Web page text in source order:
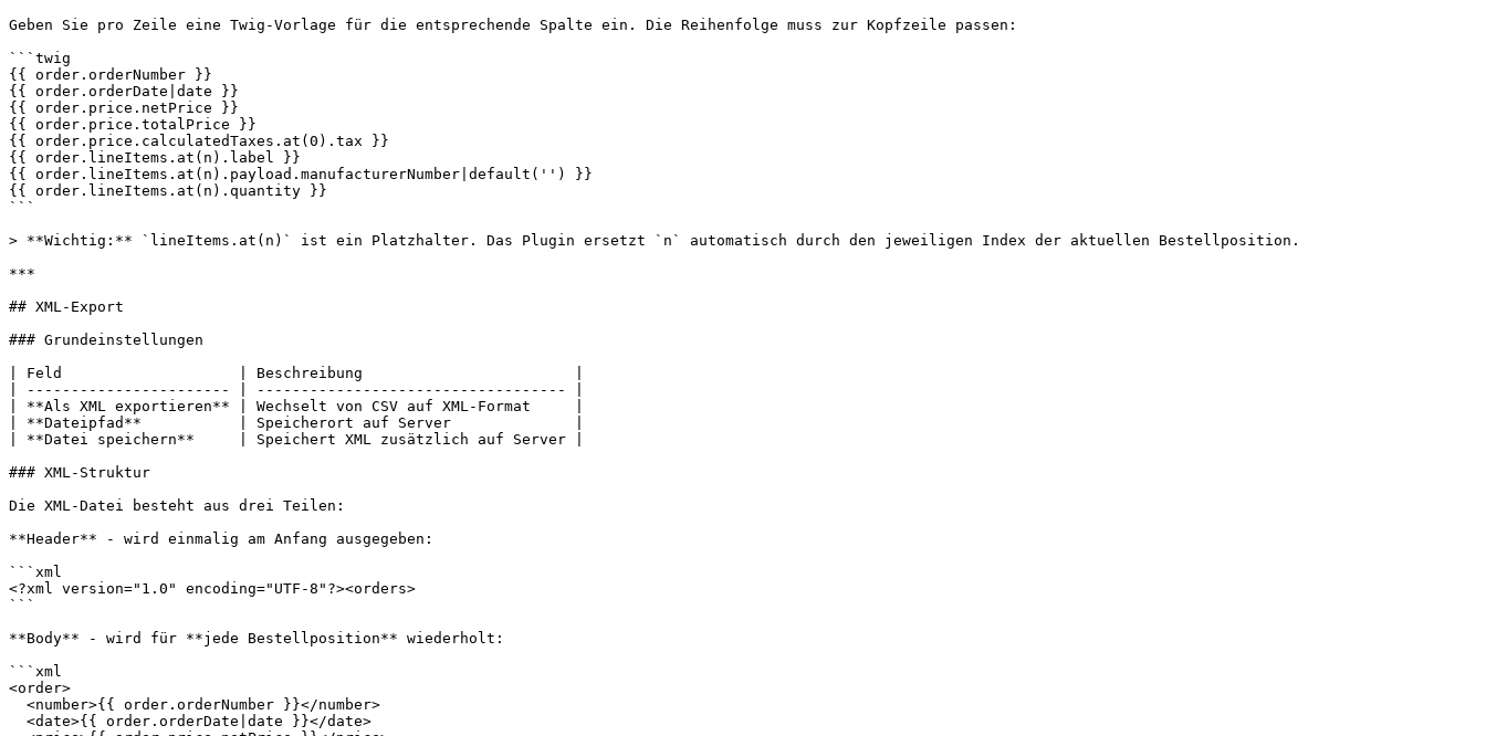
Geben Sie pro Zeile eine Twig-Vorlage für die entsprechende Spalte ein. Die Reihenfolge muss zur Kopfzeile passen:
```twig
{{ order.orderNumber }}
{{ order.orderDate|date }}
{{ order.price.netPrice }}
{{ order.price.totalPrice }}
{{ order.price.calculatedTaxes.at(0).tax }}
{{ order.lineItems.at(n).label }}
{{ order.lineItems.at(n).payload.manufacturerNumber|default('') }}
{{ order.lineItems.at(n).quantity }}
```
> **Wichtig:** `lineItems.at(n)` ist ein Platzhalter. Das Plugin ersetzt `n` automatisch durch den jeweiligen Index der aktuellen Bestellposition.
***
## XML-Export
### Grundeinstellungen
| Feld                    | Beschreibung                        |
| ----------------------- | ----------------------------------- |
| **Als XML exportieren** | Wechselt von CSV auf XML-Format     |
| **Dateipfad**           | Speicherort auf Server              |
| **Datei speichern**     | Speichert XML zusätzlich auf Server |
### XML-Struktur
Die XML-Datei besteht aus drei Teilen:
**Header** - wird einmalig am Anfang ausgegeben:
```xml
<?xml version="1.0" encoding="UTF-8"?><orders>
```
**Body** - wird für **jede Bestellposition** wiederholt:
```xml
<order>